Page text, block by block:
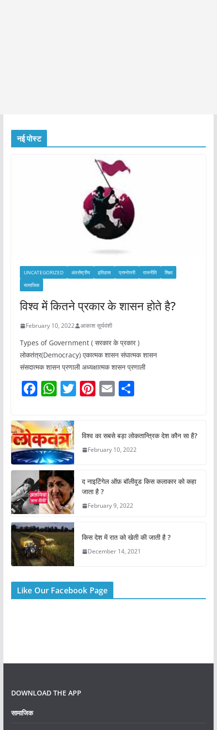
नई पोस्ट
UNCATEGORIZED अंतर्राष्ट्रीय इतिहास प्रश्नोत्तरी राजनीति
शिक्षा
सामाजिक
विश्व में कितने प्रकार के शासन होते है?
February 10, 2022 आकाश सूर्यवंशी
Types of Government ( सरकार के प्रकार )
लोकतंत्र(Democracy) एकात्मक शासन संघात्मक शासन
संसदात्मक शासन प्रणाली अध्यक्षात्मक शासन प्रणाली
F
c
e
b
o
o
k
W
at
s
A
p
p
T
er
Pi
e
st
E
l
S
e
विश्व का सबसे बड़ा लोकतान्त्रिक देश कौन सा है?
February 10, 2022
द नाइटिंगेल ऑफ़ बॉलीवुड किस कलाकार को कहा
जाता है ?
February 9, 2022
किस देश में रात को खेती की जाती है ?
December 14, 2021
Like Our Facebook Page
DOWNLOAD THE APP
सामाजिक